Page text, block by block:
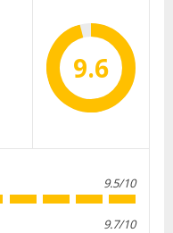
9.6
9.5/10
9.7/10